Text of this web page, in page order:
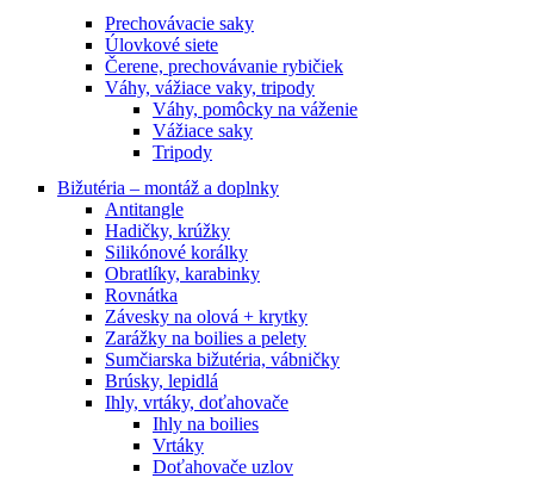
Prechovávacie saky
Úlovkové siete
Čerene, prechovávanie rybičiek
Váhy, vážiace vaky, tripody
Váhy, pomôcky na váženie
Vážiace saky
Tripody
Bižutéria – montáž a doplnky
Antitangle
Hadičky, krúžky
Silikónové korálky
Obratlíky, karabinky
Rovnátka
Závesky na olová + krytky
Zarážky na boilies a pelety
Sumčiarska bižutéria, vábničky
Brúsky, lepidlá
Ihly, vrtáky, doťahovače
Ihly na boilies
Vrtáky
Doťahovače uzlov